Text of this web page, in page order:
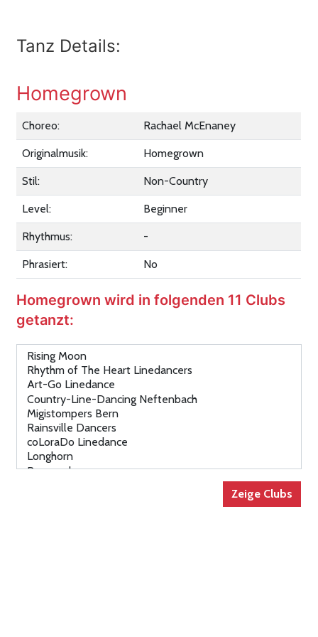
Tanz Details:
Homegrown
Choreo: Rachael McEnaney
Originalmusik: Homegrown
Stil: Non-Country
Level: Beginner
Rhythmus: -
Phrasiert: No
Homegrown wird in folgenden 11 Clubs
getanzt: